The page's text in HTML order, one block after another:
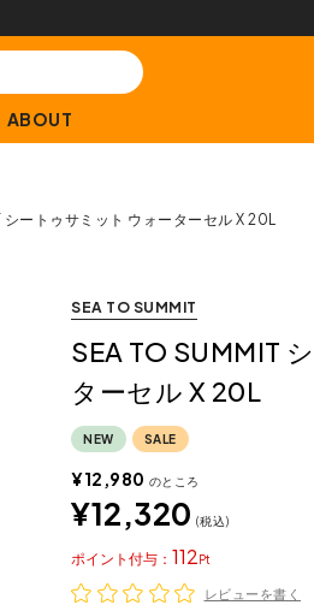
ABOUT
ートゥサミット ウォーターセル X 20L
SEA TO SUMMIT
SEA TO SUMMIT
ターセル X 20L
NEW SALE
¥12,980 のところ
¥12,320 税込
112
ポイント
レビューを書く